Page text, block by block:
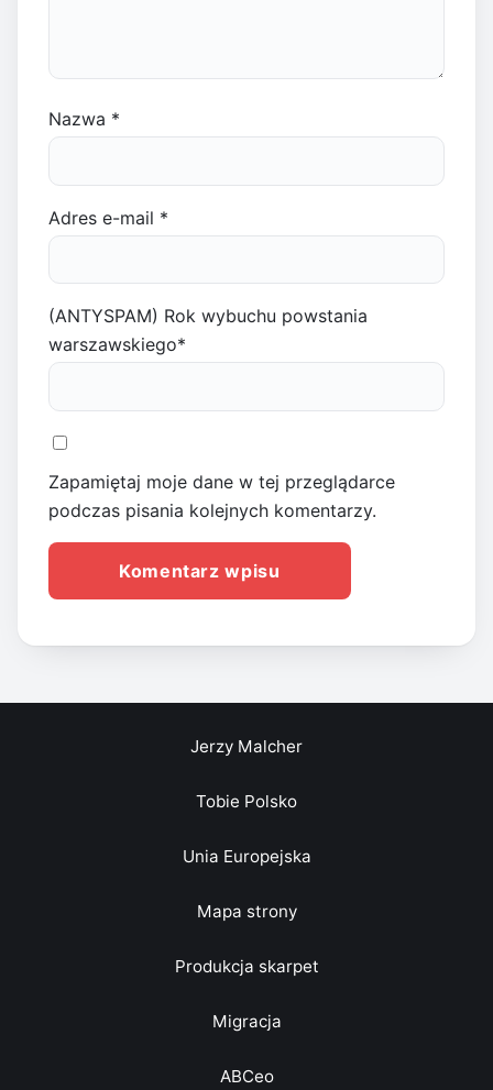
Nazwa *
Adres e-mail *
(ANTYSPAM) Rok wybuchu powstania
warszawskiego*
Zapamiętaj moje dane w tej przeglądarce
podczas pisania kolejnych komentarzy.
Jerzy Malcher
Tobie Polsko
Unia Europejska
Mapa strony
Produkcja skarpet
Migracja
ABCeo